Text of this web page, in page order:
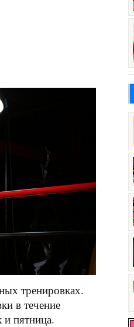
тренировках.
в течение
и пятница.